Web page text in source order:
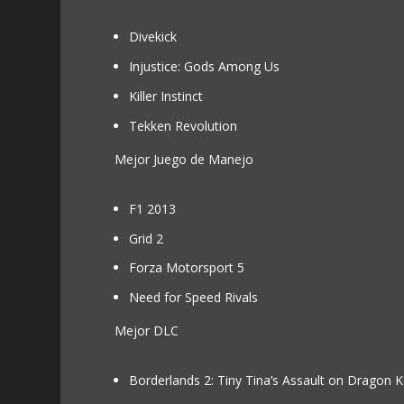
Divekick
Injustice: Gods Among Us
Killer Instinct
Tekken Revolution
Mejor Juego de Manejo
F1 2013
Grid 2
Forza Motorsport 5
Need for Speed Rivals
Mejor DLC
Borderlands 2: Tiny Tina’s Assault on Dragon